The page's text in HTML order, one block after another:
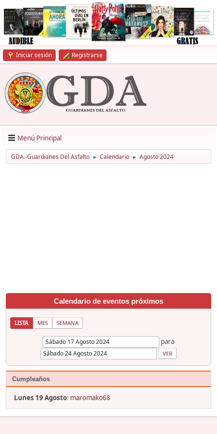
Iniciar sesión Registrarse
Menú Principal
GDA.-Guardianes Del Asfalto ► Calendario ► Agosto 2024
Calendario de eventos próximos
LISTA MES SEMANA
para
Cumpleaños
Lunes 19 Agosto: maromako68